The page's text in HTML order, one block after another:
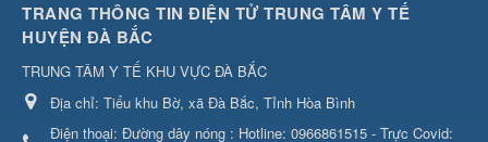
TRANG THÔNG TIN ĐIỆN TỬ TRUNG TÂM Y TẾ
HUYỆN ĐÀ BẮC
TRUNG TÂM Y TẾ KHU VỰC ĐÀ BẮC
Địa chỉ: Tiểu khu Bờ, xã Đà Bắc, Tỉnh Hòa Bình
Điện thoại: Đường dây nóng : Hotline: 0966861515 - Trực Covid: